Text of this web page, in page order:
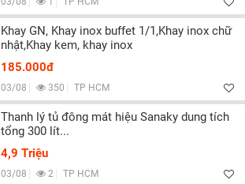
Khay GN, Khay inox buffet 1/1,Khay inox chữ
nhật,Khay kem, khay inox
185.000đ
03/08 350 TP HCM
Thanh lý tủ đông mát hiệu Sanaky dung tích
tổng 300 lít...
4,9 Triệu
03/08 2 TP HCM